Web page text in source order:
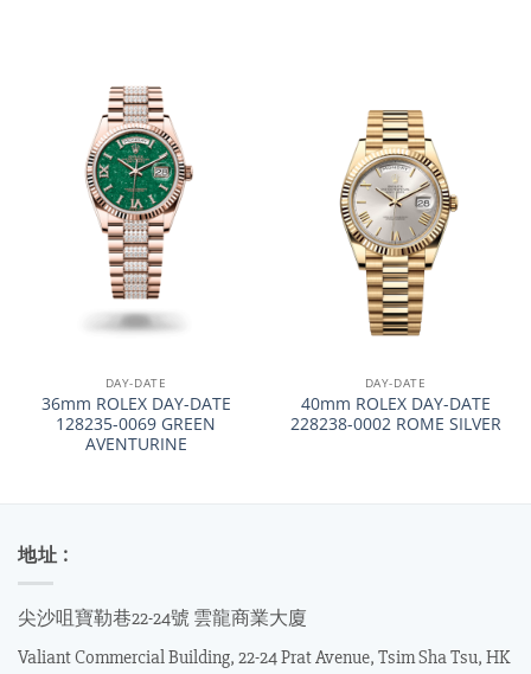
DAY-DATE
36mm ROLEX DAY-DATE
128235-0069 GREEN
AVENTURINE
DAY-DATE
40mm ROLEX DAY-DATE
228238-0002 ROME SILVER
地址 :
尖沙咀寶勒巷22-24號 雲龍商業大廈
Valiant Commercial Building, 22-24 Prat Avenue, Tsim Sha Tsu, HK